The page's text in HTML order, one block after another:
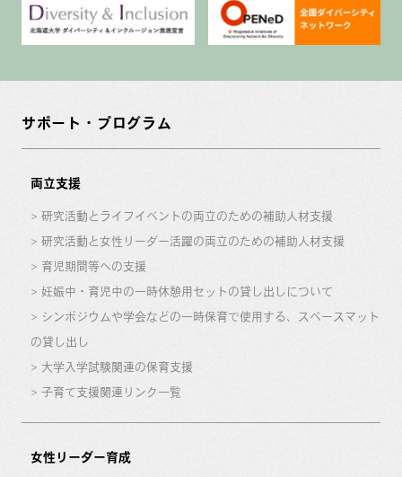
サポート・プログラム
両立支援
研究活動とライフイベントの両立のための補助人材支援
研究活動と女性リーダー活躍の両立のための補助人材支援
育児期間等への支援
妊娠中・育児中の一時休憩用セットの貸し出しについて
シンポジウムや学会などの一時保育で使用する、スペースマット
の貸し出し
大学入学試験関連の保育支援
子育て支援関連リンク一覧
女性リーダー育成